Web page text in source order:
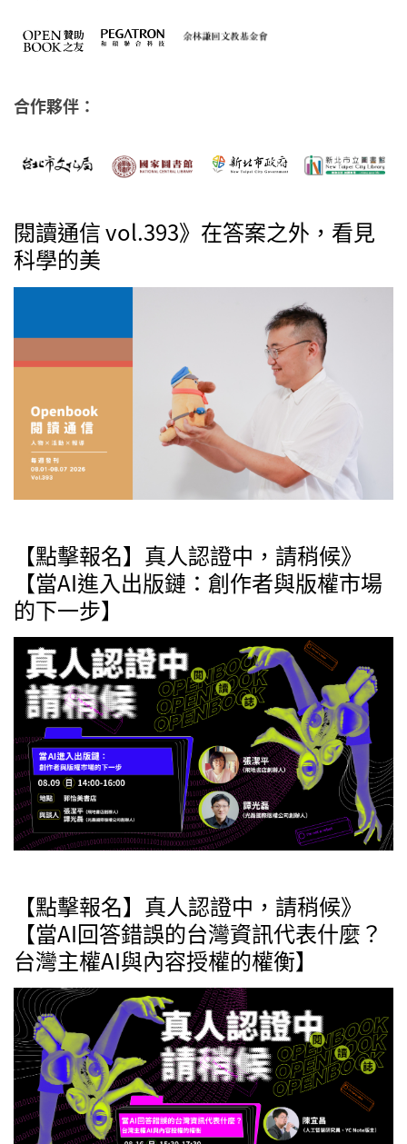
合作夥伴：
閱讀通信 vol.393》在答案之外，看見
科學的美
【點擊報名】真人認證中，請稍候》
【當AI進入出版鏈：創作者與版權市場
的下一步】
【點擊報名】真人認證中，請稍候》
【當AI回答錯誤的台灣資訊代表什麼？
台灣主權AI與內容授權的權衡】